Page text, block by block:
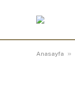
Anasayfa »